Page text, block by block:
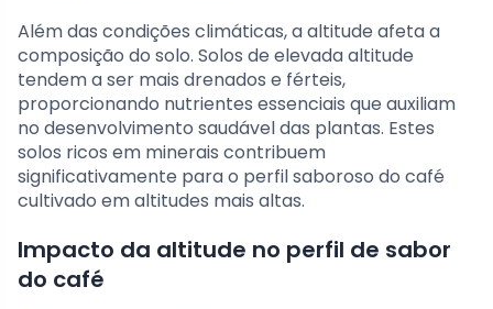
Além das condições climáticas, a altitude afeta a
composição do solo. Solos de elevada altitude
tendem a ser mais drenados e férteis,
proporcionando nutrientes essenciais que auxiliam
no desenvolvimento saudável das plantas. Estes
solos ricos em minerais contribuem
significativamente para o perfil saboroso do café
cultivado em altitudes mais altas.
Impacto da altitude no perfil de sabor
do café